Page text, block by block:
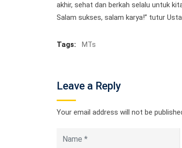
akhir, sehat dan berkah selalu untuk
Salam sukses, salam karya!” tutur
Tags: MTs
Leave a Reply
Your email address will not be